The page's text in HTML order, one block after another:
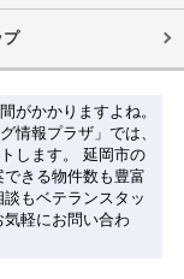
プ
がかかりますよね。
情報プラザ」では、
します。 延岡市の
きる物件数も豊富
もベテランスタッ
軽にお問い合わ